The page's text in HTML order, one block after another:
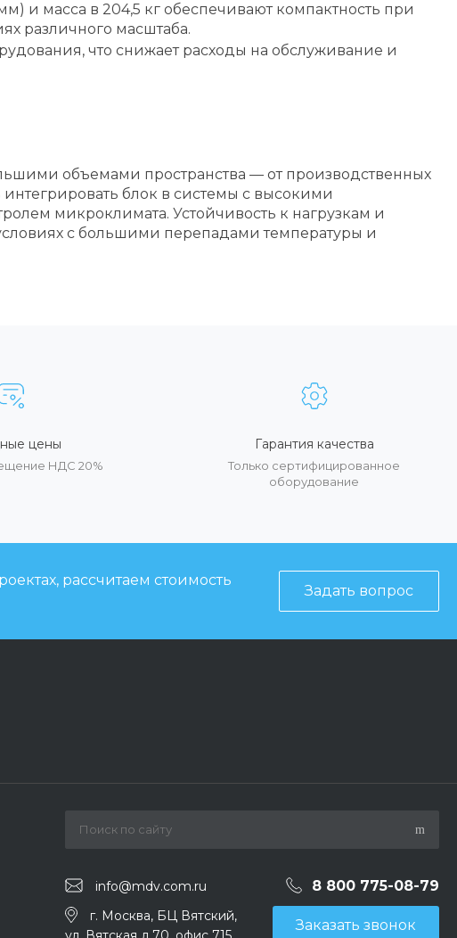
и масса в 204,5 кг обеспечивают компактность при
различного масштаба.
что снижает расходы на обслуживание и
объемами пространства — от производственных
блок в системы с высокими
микроклимата. Устойчивость к нагрузкам и
с большими перепадами температуры и
цены
НДС 20%
Гарантия качества
Только сертифицированное
оборудование
рассчитаем стоимость
Задать вопрос
info@mdv.com.ru 8 800 775-08-79
г. Москва, БЦ Вятский,
Заказать звонок